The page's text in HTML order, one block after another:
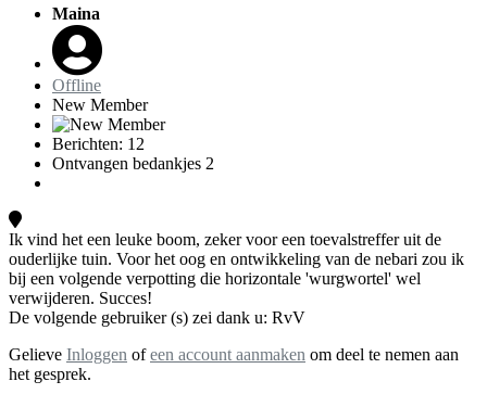
Maina
Offline
New Member
Berichten: 12
Ontvangen bedankjes 2
Ik vind het een leuke boom, zeker voor een toevalstreffer uit de
ouderlijke tuin. Voor het oog en ontwikkeling van de nebari zou ik
bij een volgende verpotting die horizontale 'wurgwortel' wel
verwijderen. Succes!
De volgende gebruiker (s) zei dank u: RvV
Gelieve Inloggen ofeen account aanmaken om deel te nemen aan
het gesprek.